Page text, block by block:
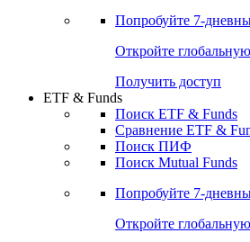
Получить доступ
Поиск кредитов
Попробуйте7-
Откройте глобальную
Получить доступ
ETF & Funds
Сравнение ETF &
Поиск Mutual Funds